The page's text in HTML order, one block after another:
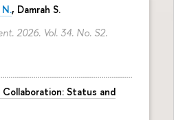
, Damrah S.
2026. Vol. 34. No. S2.
Status and